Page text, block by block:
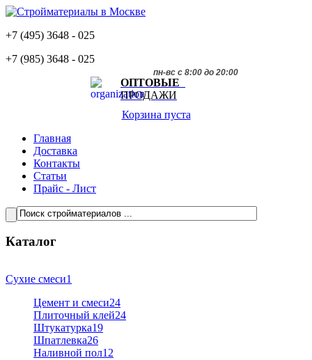
+7 (495) 3648 - 025
+7 (985) 3648 - 025
пн-вс с 8:00 до 20:00
ОПТОВЫЕ
ПРОДАЖИ
Корзина пуста
Главная
Доставка
Контакты
Статьи
Прайс - Лист
Каталог
Сухие смеси1
Цемент и смеси24
Плиточный клей24
Штукатурка19
Шпатлевка26
Наливной пол12